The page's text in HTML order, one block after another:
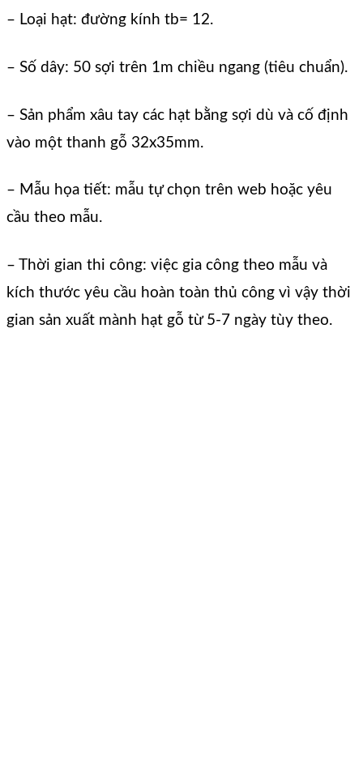
– Loại hạt: đường kính tb= 12.
– Số dây: 50 sợi trên 1m chiều ngang (tiêu chuẩn).
– Sản phẩm xâu tay các hạt bằng sợi dù và cố định
vào một thanh gỗ 32x35mm.
– Mẫu họa tiết: mẫu tự chọn trên web hoặc yêu
cầu theo mẫu.
– Thời gian thi công: việc gia công theo mẫu và
kích thước yêu cầu hoàn toàn thủ công vì vậy thời
gian sản xuất mành hạt gỗ từ 5-7 ngày tùy theo.